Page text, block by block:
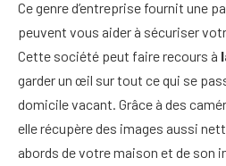
Ce genre d’entreprise fournit une
peuvent vous aider à sécuriser
Cette société peut faire recours à
garder un œil sur tout ce qui se
domicile vacant. Grâce à des
elle récupère des images aussi
abords de votre maison et de son